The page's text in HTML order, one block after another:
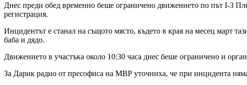
Днес преди обед временно беше ограничено движението по път I-3
регистрация.
Инцидентът е станал на същото място, където в края на месец март
баба и дядо.
Движението в участъка около 10:30 часа днес беше ограничено и
За Дарик радио от пресофиса на МВР уточниха, че при инцидента